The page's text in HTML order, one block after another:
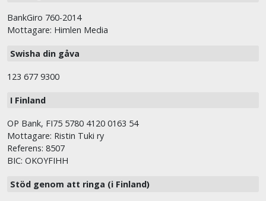
BankGiro 760-2014
Mottagare: Himlen Media
Swisha din gåva
123 677 9300
I Finland
OP Bank, FI75 5780 4120 0163 54
Mottagare: Ristin Tuki ry
Referens: 8507
BIC: OKOYFIHH
Stöd genom att ringa (i Finland)